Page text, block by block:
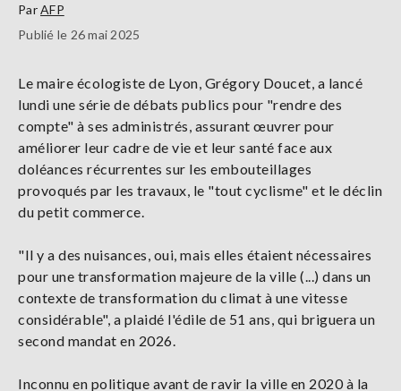
ParAFP
Publié le 26 mai 2025
Le maire écologiste de Lyon, Grégory Doucet, a lancé
lundi une série de débats publics pour "rendre des
compte" à ses administrés, assurant œuvrer pour
améliorer leur cadre de vie et leur santé face aux
doléances récurrentes sur les embouteillages
provoqués par les travaux, le "tout cyclisme" et le déclin
du petit commerce.
"Il y a des nuisances, oui, mais elles étaient nécessaires
pour une transformation majeure de la ville (...) dans un
contexte de transformation du climat à une vitesse
considérable", a plaidé l'édile de 51 ans, qui briguera un
second mandat en 2026.
Inconnu en politique avant de ravir la ville en 2020 à la